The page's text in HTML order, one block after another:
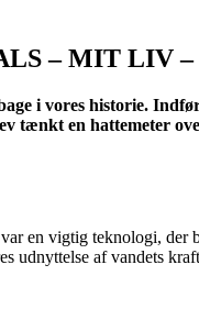
– MIT LIV
i vores historie.
tænkt en hattemeter
vigtig teknologi, der
af vandets